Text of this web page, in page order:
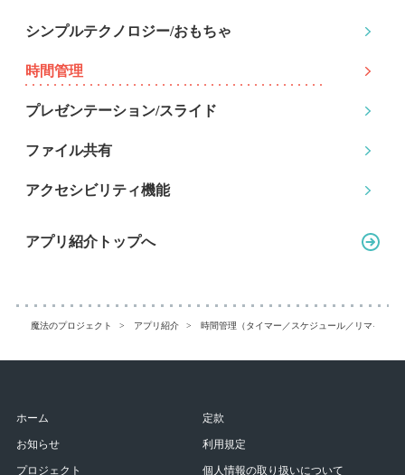
魔法のプロジェクト アプリ紹介 時間管理（タイマー／スケジュール／リマインダ
シンプルテクノロジー/おもちゃ
時間管理
プレゼンテーション/スライド
ファイル共有
アクセシビリティ機能
アプリ紹介トップへ
ホーム
お知らせ
プロジェクト
定款
利用規定
個人情報の取り扱いについて